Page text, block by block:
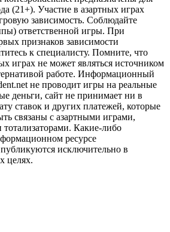
(21+). Участие в азартных играх
зависимость. Соблюдайте
ответственной игры. При
признаков зависимости
к специалисту. Помните, что
играх не может являться источником
работе. Информационный
не проводит игры на реальные
деньги, сайт не принимает ни в
ставок и других платежей, которые
связаны с азартными играми,
Какие-либо
ресурсе
исключительно в
целях.